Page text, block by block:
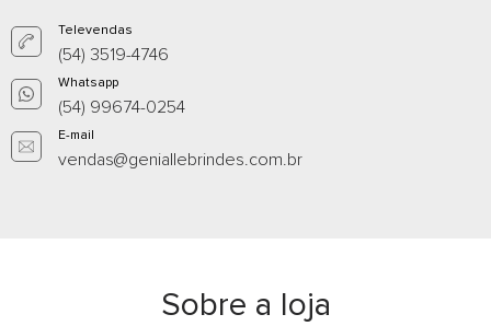
Pasta para convenção
E-mail
Televendas
(54) 3519-4746
Whatsapp
(54) 99674-0254
E-mail
vendas@geniallebrindes.com.br
Sobre a loja